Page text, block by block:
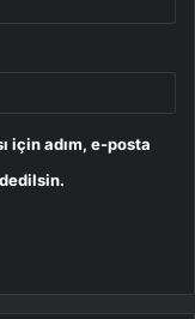
için adım, e-posta